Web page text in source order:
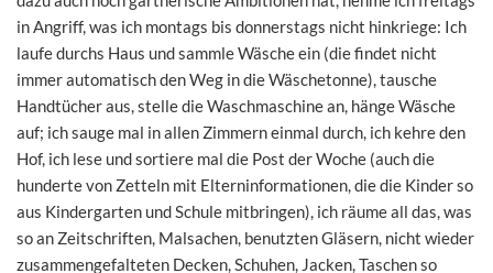
in Angriff, was ich montags bis donnerstags nicht hinkriege: Ich
laufe durchs Haus und sammle Wäsche ein (die findet nicht
immer automatisch den Weg in die Wäschetonne), tausche
Handtücher aus, stelle die Waschmaschine an, hänge Wäsche
auf; ich sauge mal in allen Zimmern einmal durch, ich kehre den
Hof, ich lese und sortiere mal die Post der Woche (auch die
hunderte von Zetteln mit Elterninformationen, die die Kinder so
aus Kindergarten und Schule mitbringen), ich räume all das, was
so an Zeitschriften, Malsachen, benutzten Gläsern, nicht wieder
zusammengefalteten Decken, Schuhen, Jacken, Taschen so